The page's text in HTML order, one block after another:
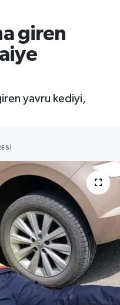
giren
yavru kediyi,